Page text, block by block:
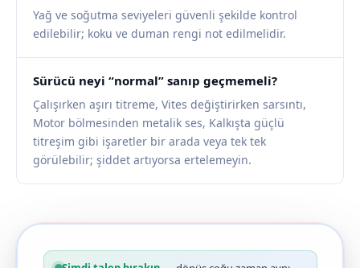
Yağ ve soğutma seviyeleri güvenli şekilde kontrol
edilebilir; koku ve duman rengi not edilmelidir.
Sürücü neyi “normal” sanıp geçmemeli?
Çalışırken aşırı titreme, Vites değiştirirken sarsıntı,
Motor bölmesinden metalik ses, Kalkışta güçlü
titreşim gibi işaretler bir arada veya tek tek
görülebilir; şiddet artıyorsa ertelemeyin.